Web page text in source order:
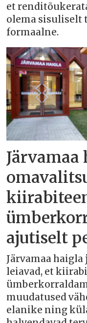
et
olema sisuliselt
formaalne.
Järvamaa
ajutiselt
Järvamaa
leiavad, et
muudatused
elanike ning